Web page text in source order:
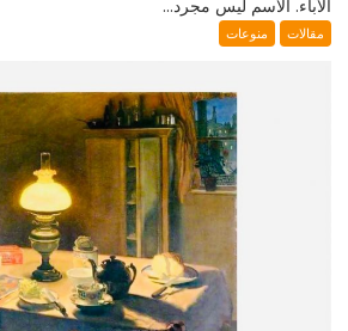
الآباء. الاسم ليس مجرد...
مقالات منوعات